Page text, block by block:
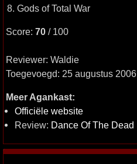
8. Gods of Total War
Score: 70 / 100
Reviewer: Waldie
Toegevoegd: 25 augustus 2006
Meer Agankast:
Officiële website
Review: Dance Of The Dead